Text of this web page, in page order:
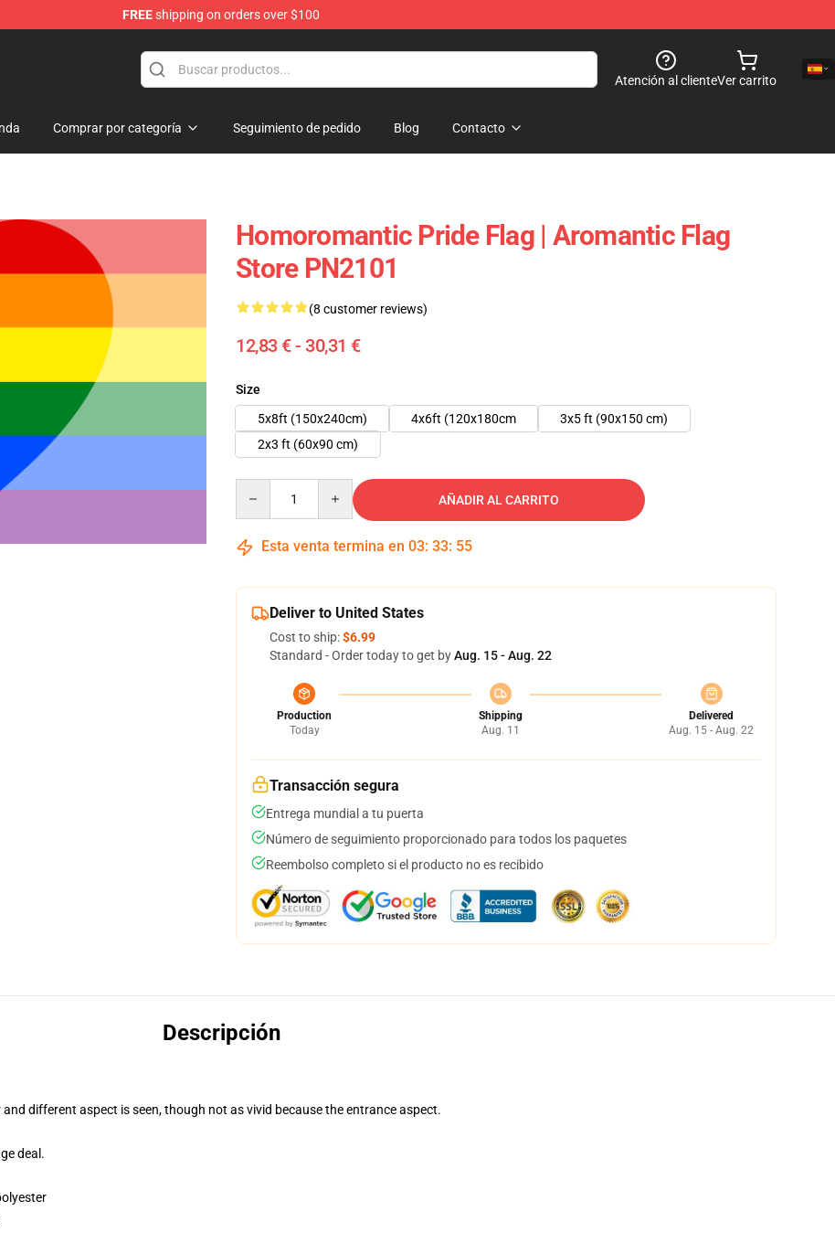
FREEshipping on orders over $100
Atención al clienteVer carrito
Comprar por categoría Seguimiento de pedido Blog Contacto
Homoromantic Pride Flag | Aromantic Flag
Store PN2101
(8 customer reviews)
12,83 € - 30,31 €
Size
5x8ft (150x240cm)
4x6ft (120x180cm
3x5 ft (90x150 cm)
2x3 ft (60x90 cm)
AÑADIR AL CARRITO
Esta venta termina en 03: 33: 54
Deliver to United States
Cost to ship:$6.99
Standard - Order today to get byAug. 15 - Aug. 22
Production
Today
Shipping
Aug. 11
Delivered
Aug. 15 - Aug. 22
Transacción segura
Entrega mundial a tu puerta
Número de seguimiento proporcionado para todos los paquetes
Reembolso completo si el producto no es recibido
Descripción
different aspect is seen, though not as vivid because the entrance aspect.
deal.